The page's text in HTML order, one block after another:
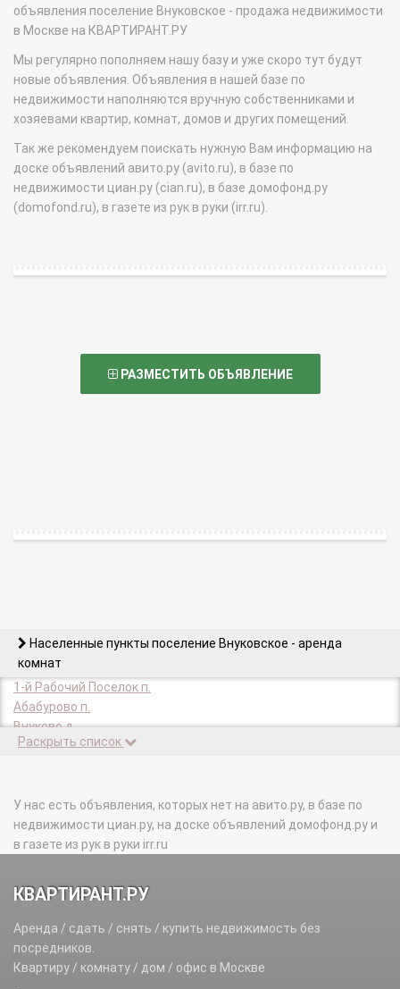
объявления поселение Внуковское - продажа недвижимости
в Москве на КВАРТИРАНТ.РУ
Мы регулярно пополняем нашу базу и уже скоро тут будут
новые объявления. Объявления в нашей базе по
недвижимости наполняются вручную собственниками и
хозяевами квартир, комнат, домов и других помещений.
Так же рекомендуем поискать нужную Вам информацию на
доске объявлений авито.ру (avito.ru), в базе по
недвижимости циан.ру (cian.ru), в базе домофонд.ру
(domofond.ru), в газете из рук в руки (irr.ru).
РАЗМЕСТИТЬ ОБЪЯВЛЕНИЕ
Населенные пункты поселение Внуковское - аренда
комнат
1-й Рабочий Поселок п.
Абабурово п.
Внуково д.
Внуково п.
Детского дома Молодая Гвардия п.
дск Мичуринец п.
дск Московский Писатель дп.
Изваринской школы п.
Ликова д.
Лукино п.
Минвнешторга п.
Мичуринец п.
Раскрыть список
У нас есть объявления, которых нет на авито.ру, в базе по
недвижимости циан.ру, на доске объявлений домофонд.ру и
в газете из рук в руки irr.ru
КВАРТИРАНТ.РУ
Аренда / сдать / снять / купить недвижимость без
посредников.
Квартиру / комнату / дом / офис в Москве